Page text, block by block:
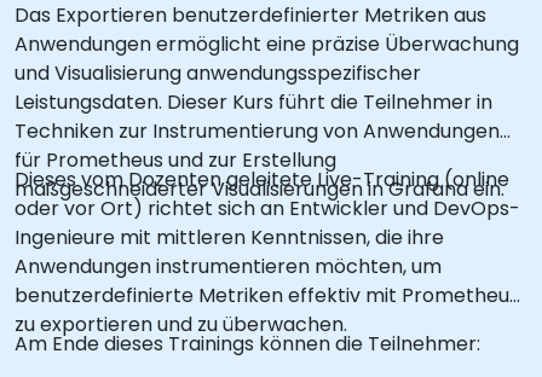
Das Exportieren benutzerdefinierter Metriken aus
Anwendungen ermöglicht eine präzise Überwachung
und Visualisierung anwendungsspezifischer
Leistungsdaten. Dieser Kurs führt die Teilnehmer in
Techniken zur Instrumentierung von Anwendungen
für Prometheus und zur Erstellung
maßgeschneiderter Visualisierungen in Grafana ein.
Dieses vom Dozenten geleitete Live-Training (online
oder vor Ort) richtet sich an Entwickler und DevOps-
Ingenieure mit mittleren Kenntnissen, die ihre
Anwendungen instrumentieren möchten, um
benutzerdefinierte Metriken effektiv mit Prometheus
zu exportieren und zu überwachen.
Am Ende dieses Trainings können die Teilnehmer: